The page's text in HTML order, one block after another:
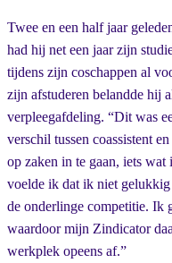
Twee en een half jaar
had hij net een jaar zijn
tijdens zijn coschappen al
zijn afstuderen belandde hij
verpleegafdeling. “Dit was
verschil tussen coassistent
op zaken in te gaan, iets wat
voelde ik dat ik niet
de onderlinge competitie. Ik
waardoor mijn Zindicator
werkplek opeens af.”